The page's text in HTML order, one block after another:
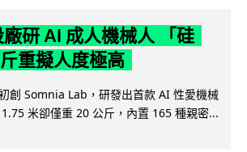
研 AI 成人機械人 「硅
重擬人度極高
創 Somnia Lab，研發出首款 AI 性愛機械
米卻僅重 20 公斤，內置 165 種親密...